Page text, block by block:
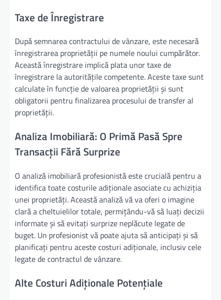
Taxe de Înregistrare
După semnarea contractului de vânzare, este necesară
înregistrarea proprietății pe numele noului cumpărător.
Această înregistrare implică plata unor taxe de
înregistrare la autoritățile competente. Aceste taxe sunt
calculate în funcție de valoarea proprietății și sunt
obligatorii pentru finalizarea procesului de transfer al
proprietății.
Analiza Imobiliară: O Primă Pasă Spre
Transacții Fără Surprize
O analiză imobiliară profesionistă este crucială pentru a
identifica toate costurile adiționale asociate cu achiziția
unei proprietăți. Această analiză vă va oferi o imagine
clară a cheltuielilor totale, permițându-vă să luați decizii
informate și să evitați surprize neplăcute legate de
buget. Un profesionist vă poate ajuta să anticipați și să
planificați pentru aceste costuri adiționale, inclusiv cele
legate de contractul de vânzare.
Alte Costuri Adiționale Potențiale